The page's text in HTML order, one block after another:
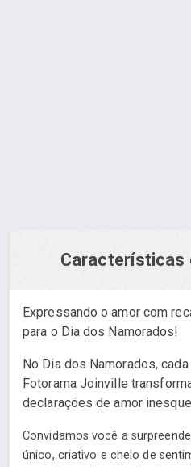
Características
Expressando o amor com
para o Dia dos Namorados!
No Dia dos Namorados,
Fotorama Joinville
declarações de amor
Convidamos você a
único, criativo e cheio de